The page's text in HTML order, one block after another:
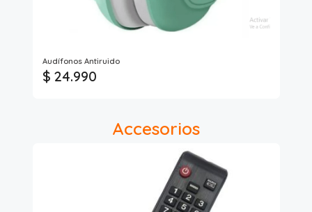
Audífonos Antiruido
$ 24.990
Accesorios